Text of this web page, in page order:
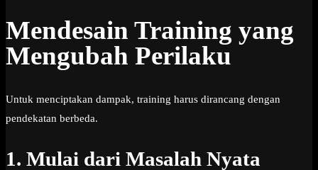
Mendesain Training yang
Mengubah Perilaku
Untuk menciptakan dampak, training harus dirancang dengan
pendekatan berbeda.
1. Mulai dari Masalah Nyata